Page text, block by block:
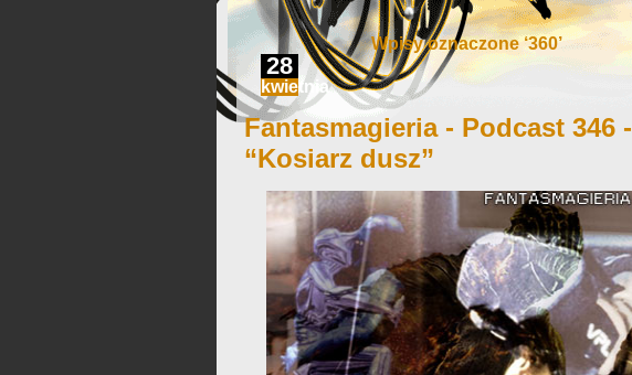
Wpisy oznaczone ‘360’
28
kwietnia
Fantasmagieria - Podcast 346 -
“Kosiarz dusz”